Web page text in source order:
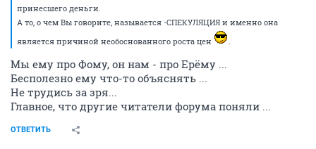
принесшего деньги.
А то, о чем Вы говорите, называется -СПЕКУЛЯЦИЯ и именно она
является причиной необоснованного роста цен
.
Мы ему про Фому, он нам - про Ерёму ...
Бесполезно ему что-то объяснять ...
Не трудись за зря...
Главное, что другие читатели форума поняли ...
ОТВЕТИТЬ